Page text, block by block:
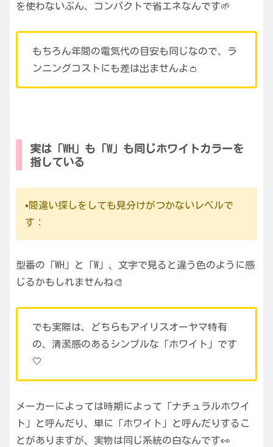
を使わないぶん、コンパクトで省エネなんです🌱
もちろん年間の電気代の目安も同じなので、ラ
ンニングコストにも差は出ませんよ👛
実は「WH」も「W」も同じホワイトカラーを
指している
▪️間違い探しをしても見分けがつかないレベルで
す：
型番の「WH」と「W」、文字で見ると違う色のように感
じるかもしれませんね🎨
でも実際は、どちらもアイリスオーヤマ特有
の、清潔感のあるシンプルな「ホワイト」です
🤍
メーカーによっては時期によって「ナチュラルホワイ
ト」と呼んだり、単に「ホワイト」と呼んだりするこ
とがありますが、実物は同じ系統の白なんです👀